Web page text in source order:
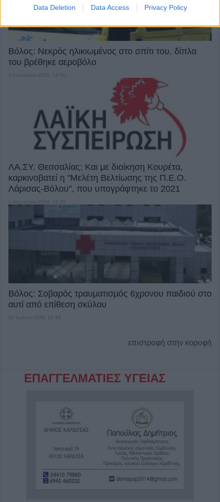
Data Deletion Data Access Privacy Policy
Βόλος: Νεκρός ηλικιωμένος στο σπίτι του, δίπλα
του βρέθηκε αεροβόλο
2 Αυγούστου 2026, 14:50
ΛΑ.ΣΥ. Θεσσαλίας: Και με διοίκηση Κουρέτα,
καρκινοβατεί η "Μελέτη Βελτίωσης της Π.Ε.Ο.
Λάρισας-Βόλου", που υπογράφτηκε το 2021
1 Αυγούστου 2026, 12:25
Βόλος: Σοβαρός τραυματισμός 6χρονου παιδιού στο
αυτί από επίθεση σκύλου
29 Ιουλίου 2026, 16:49
επιστροφή στην κορυφή
ΕΠΑΓΓΕΛΜΑΤΙΕΣ ΥΓΕΙΑΣ